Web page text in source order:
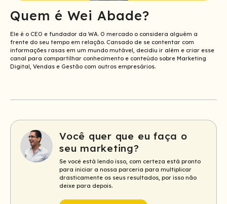
Quem é Wei Abade?
Ele é o CEO e fundador da WA. O mercado o considera alguém a
frente do seu tempo em relação. Cansado de se contentar com
informações rasas em um mundo mutável, decidiu ir além e criar esse
canal para compartilhar conhecimento e conteúdo sobre Marketing
Digital, Vendas e Gestão com outros empresários.
Você quer que eu faça o
seu marketing?
Se você está lendo isso, com certeza está pronto
para iniciar a nossa parceria para multiplicar
drasticamente os seus resultados, por isso não
deixe para depois.